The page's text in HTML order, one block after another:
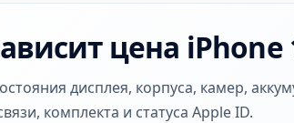
цена iPhone
дисплея, корпуса, камер,
комплекта и статуса Apple ID.